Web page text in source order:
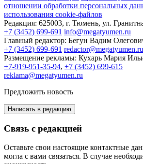
отношении обработки персональных
использования cookie-файлов
Редакция: 625003, г. Тюмень, ул.
+7 (3452) 699-691 info@megatyumen.ru
Главный редактор: Бегун Вадим
+7 (3452) 699-691 redactor@megatyumen.ru
Размещение рекламы: Кухарь Мария
+7-919-951-35-94, +7 (3452) 699-615
reklama@megatyumen.ru
Предложить новость
Написать в редакцию
Связь с редакцией
Оставьте свои настоящие контактные
могла с вами связаться. В случае